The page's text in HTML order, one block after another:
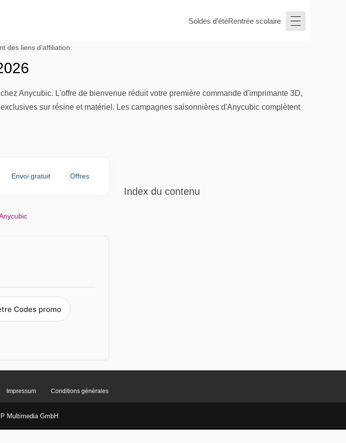
Soldes d'étéRentrée scolaire
des liens d'affiliation.
Anycubic. L'offre de bienvenue réduit votre première commande d'imprimante 3D,
sur résine et matériel. Les campagnes saisonnières d'Anycubic complètent
Envoi gratuit Offres
Codes promo
Index du contenu
Impressum Conditions générales
Multimedia GmbH